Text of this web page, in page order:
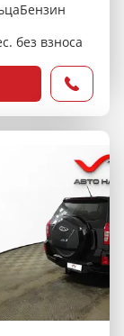
Бензин
без взноса